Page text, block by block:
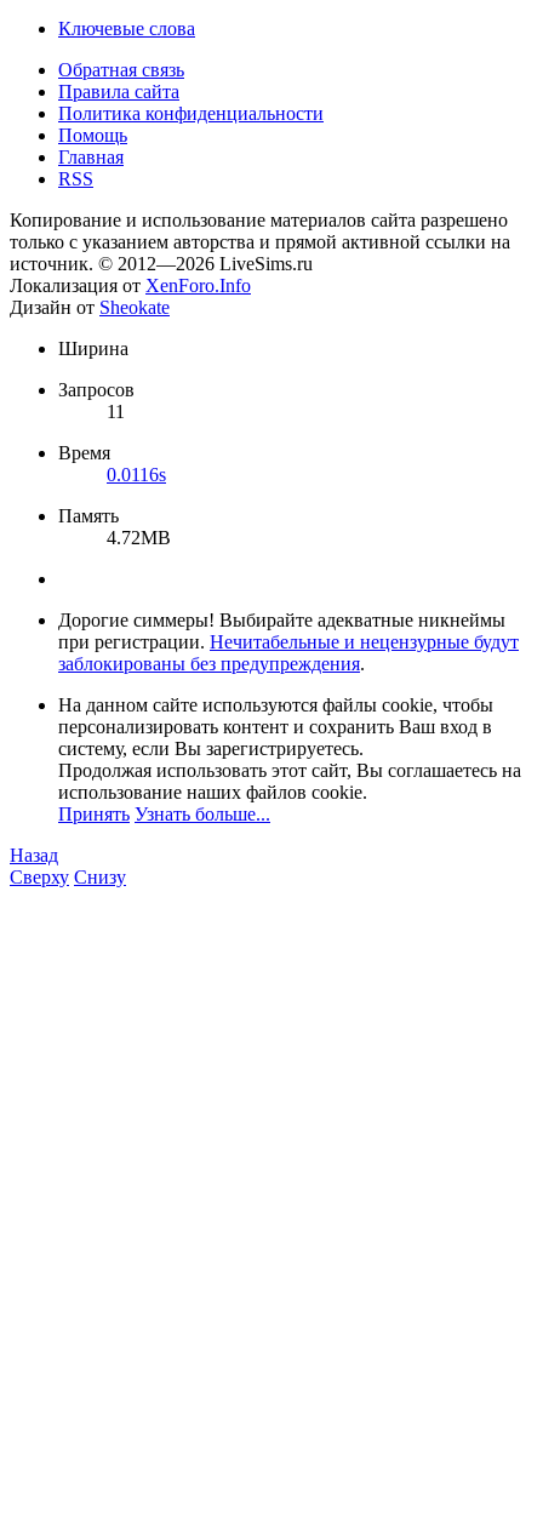
Ключевые слова
Обратная связь
Правила сайта
Политика конфиденциальности
Помощь
Главная
RSS
Копирование и использование материалов сайта разрешено
только с указанием авторства и прямой активной ссылки на
источник. © 2012—2026 LiveSims.ru
Локализация от XenForo.Info
Дизайн от Sheokate
Ширина
Запросов
11
Время
0.0116s
Память
4.72MB
Дорогие симмеры! Выбирайте адекватные никнеймы
при регистрации. Нечитабельные и нецензурные будут
заблокированы без предупреждения.
На данном сайте используются файлы cookie, чтобы
персонализировать контент и сохранить Ваш вход в
систему, если Вы зарегистрируетесь.
Продолжая использовать этот сайт, Вы соглашаетесь на
использование наших файлов cookie.
Принять Узнать больше...
Назад
Сверху Снизу